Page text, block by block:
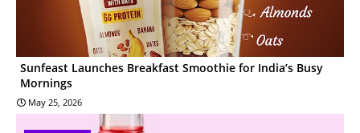
Sunfeast Launches Breakfast Smoothie for India’s Busy
Mornings
May 25, 2026